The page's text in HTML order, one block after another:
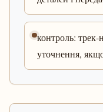
контроль: трек-
уточнення,